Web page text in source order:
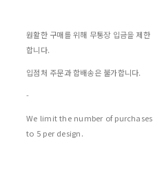
원활한 구매를 위해 무통장 입금을 제한
합니다.
입점처 주문과 합배송은 불가합니다.
-
We limit the number of purchases
to 5 per design.